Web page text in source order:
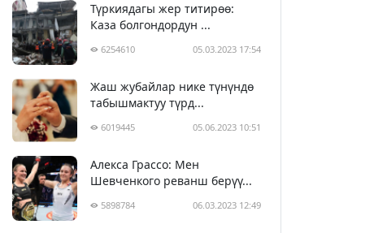
Түркиядагы жер титирөө:
Каза болгондордун ...
6254610 05.03.2023 17:54
Жаш жубайлар нике түнүндө
табышмактуу түрд...
6019445 05.06.2023 10:51
Алекса Грассо: Мен
Шевченкого реванш берүү...
5898784 06.03.2023 12:49